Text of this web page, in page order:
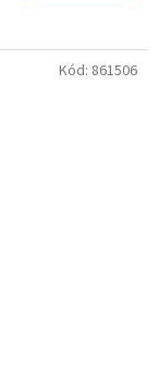
Kód: 861506